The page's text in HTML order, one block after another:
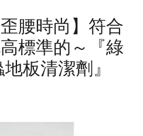
腰時尚】符合
標準的～『綠
板清潔劑』
繼續購物